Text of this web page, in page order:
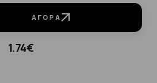
ΑΓΟΡΆ
1.74€